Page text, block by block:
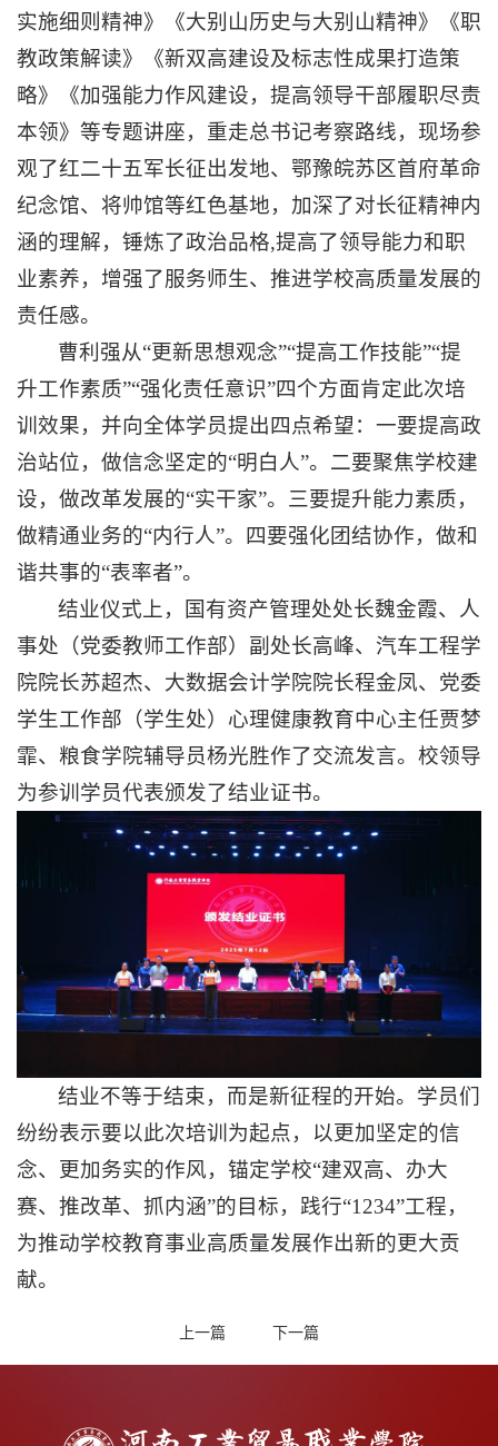
实施细则精神》《大别山历史与大别山精神》《职
教政策解读》《新双高建设及标志性成果打造策
略》《加强能力作风建设，提高领导干部履职尽责
本领》等专题讲座，重走总书记考察路线，现场参
观了红二十五军长征出发地、鄂豫皖苏区首府革命
纪念馆、将帅馆等红色基地，加深了对长征精神内
涵的理解，锤炼了政治品格,提高了领导能力和职
业素养，增强了服务师生、推进学校高质量发展的
责任感。
曹利强从“更新思想观念”“提高工作技能”“提
升工作素质”“强化责任意识”四个方面肯定此次培
训效果，并向全体学员提出四点希望：一要提高政
治站位，做信念坚定的“明白人”。二要聚焦学校建
设，做改革发展的“实干家”。三要提升能力素质，
做精通业务的“内行人”。四要强化团结协作，做和
谐共事的“表率者”。
结业仪式上，国有资产管理处处长魏金霞、人
事处（党委教师工作部）副处长高峰、汽车工程学
院院长苏超杰、大数据会计学院院长程金凤、党委
学生工作部（学生处）心理健康教育中心主任贾梦
霏、粮食学院辅导员杨光胜作了交流发言。校领导
为参训学员代表颁发了结业证书。
结业不等于结束，而是新征程的开始。学员们
纷纷表示要以此次培训为起点，以更加坚定的信
念、更加务实的作风，锚定学校“建双高、办大
赛、推改革、抓内涵”的目标，践行“1234”工程，
为推动学校教育事业高质量发展作出新的更大贡
献。
上一篇 下一篇